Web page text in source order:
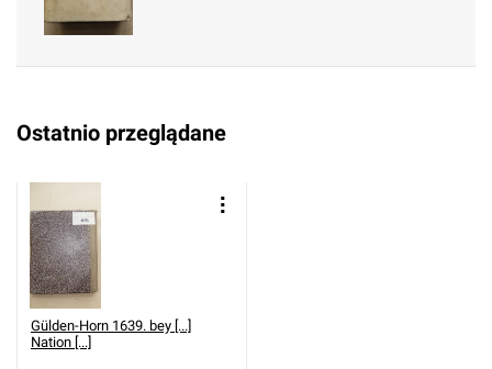
Ostatnio przeglądane
Gülden-Horn 1639. bey [...]
Nation [...]